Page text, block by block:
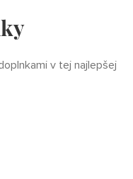
v tej najlepšej